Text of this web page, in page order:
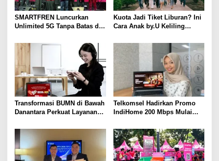
o
s
SMARTFREN Luncurkan
Unlimited 5G Tanpa Batas di
Kuota Jadi Tiket Liburan? Ini
Cara Anak by.U Keliling
Spesial
Transformasi BUMN di Bawah
Danantara Perkuat Layanan
Sehat di Semester I 2026
Telkomsel Hadirkan Promo
IndiHome 200 Mbps Mulai
Pelanggan di Sumbagsel